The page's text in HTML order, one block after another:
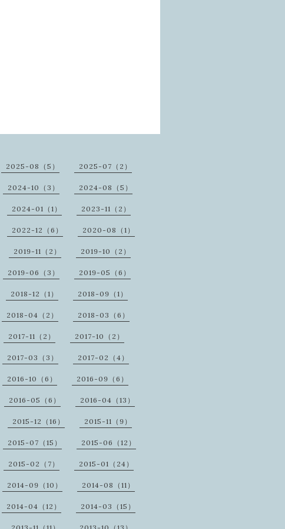
2025-08（5） 2025-07（2）
2024-10（3） 2024-08（5）
2024-01（1） 2023-11（2）
2022-12（6） 2020-08（1）
2019-11（2） 2019-10（2）
2019-06（3） 2019-05（6）
2018-12（1） 2018-09（1）
2018-04（2） 2018-03（6）
2017-11（2） 2017-10（2）
2017-03（3） 2017-02（4）
2016-10（6） 2016-09（6）
2016-05（6） 2016-04（13）
2015-12（16） 2015-11（9）
2015-07（15） 2015-06（12）
2015-02（7） 2015-01（24）
2014-09（10） 2014-08（11）
2014-04（12） 2014-03（15）